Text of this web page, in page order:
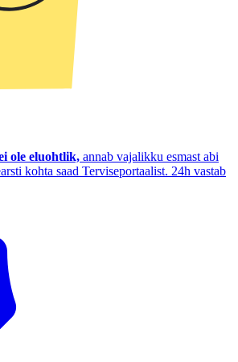
ole eluohtlik, annab vajalikku esmast abi
kohta saad Terviseportaalist. 24h vastab